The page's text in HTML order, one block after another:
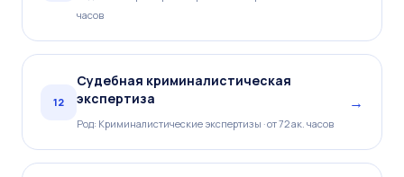
часов
12
Судебная криминалистическая
экспертиза
Род: Криминалистические экспертизы · от 72 ак. часов
→